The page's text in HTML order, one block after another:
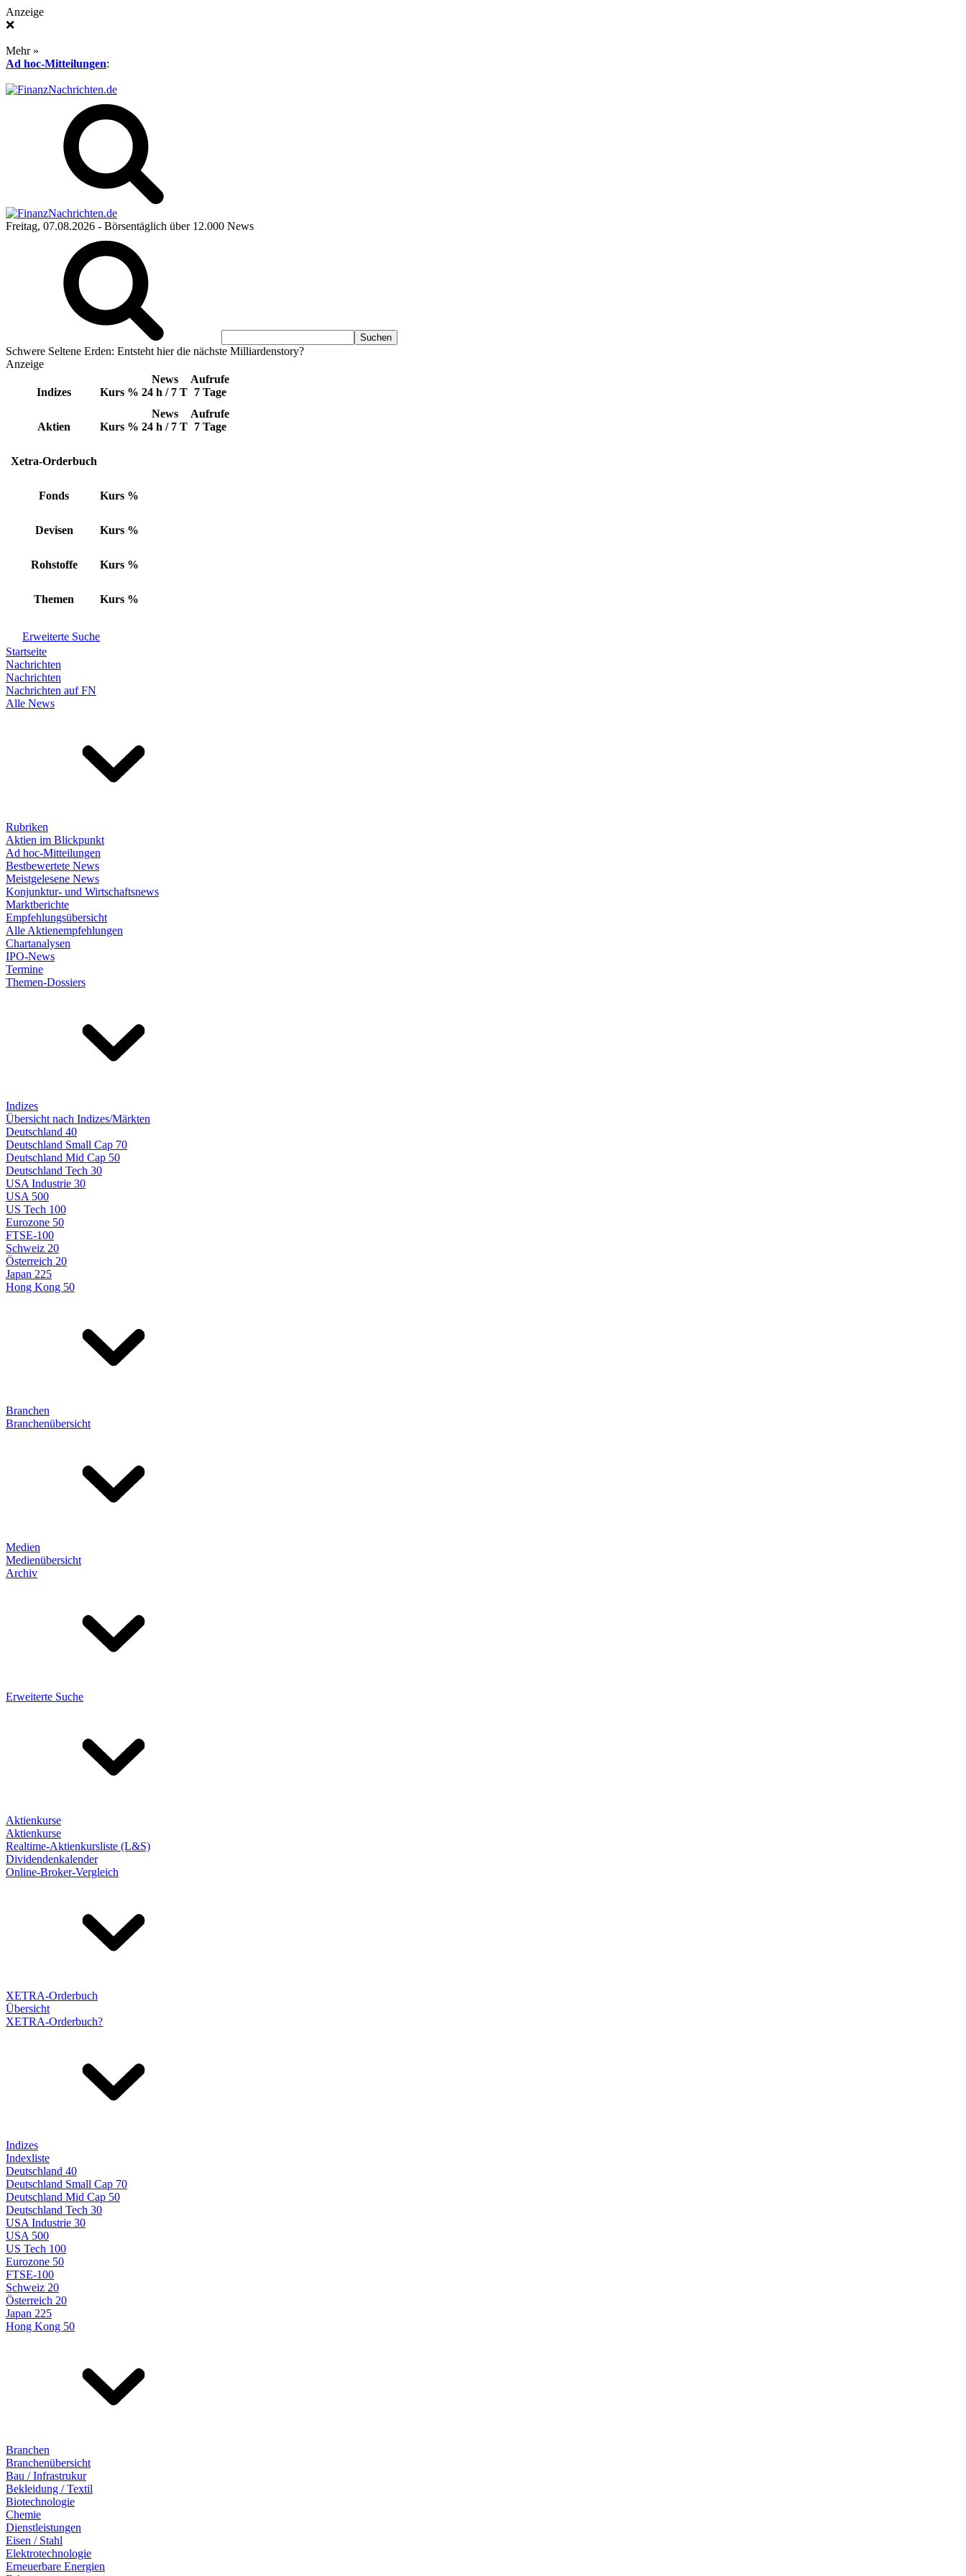
Anzeige
❌
Mehr »
Ad hoc-Mitteilungen:
Freitag, 07.08.2026 - Börsentäglich über 12.000 News
Schwere Seltene Erden: Entsteht hier die nächste Milliardenstory?
Anzeige
Indizes Kurs %
News
24 h / 7 T
Aufrufe
7 Tage
Aktien Kurs %
News
24 h / 7 T
Aufrufe
7 Tage
Xetra-Orderbuch
Fonds Kurs %
Devisen Kurs %
Rohstoffe Kurs %
Themen Kurs %
Erweiterte Suche
Startseite
Nachrichten
Nachrichten
Nachrichten auf FN
Alle News
Rubriken
Aktien im Blickpunkt
Ad hoc-Mitteilungen
Bestbewertete News
Meistgelesene News
Konjunktur- und Wirtschaftsnews
Marktberichte
Empfehlungsübersicht
Alle Aktienempfehlungen
Chartanalysen
IPO-News
Termine
Themen-Dossiers
Indizes
Übersicht nach Indizes/Märkten
Deutschland 40
Deutschland Small Cap 70
Deutschland Mid Cap 50
Deutschland Tech 30
USA Industrie 30
USA 500
US Tech 100
Eurozone 50
FTSE-100
Schweiz 20
Österreich 20
Japan 225
Hong Kong 50
Branchen
Branchenübersicht
Medien
Medienübersicht
Archiv
Erweiterte Suche
Aktienkurse
Aktienkurse
Realtime-Aktienkursliste (L&S)
Dividendenkalender
Online-Broker-Vergleich
XETRA-Orderbuch
Übersicht
XETRA-Orderbuch?
Indizes
Indexliste
Deutschland 40
Deutschland Small Cap 70
Deutschland Mid Cap 50
Deutschland Tech 30
USA Industrie 30
USA 500
US Tech 100
Eurozone 50
FTSE-100
Schweiz 20
Österreich 20
Japan 225
Hong Kong 50
Branchen
Branchenübersicht
Bau / Infrastrukur
Bekleidung / Textil
Biotechnologie
Chemie
Dienstleistungen
Eisen / Stahl
Elektrotechnologie
Erneuerbare Energien